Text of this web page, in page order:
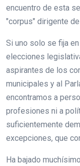
encuentro de esta
"corpus" dirigente
Si uno solo se fija
elecciones
aspirantes de los
municipales y al
encontramos a
profesiones ni a
suficientemente
excepciones, que
Ha bajado